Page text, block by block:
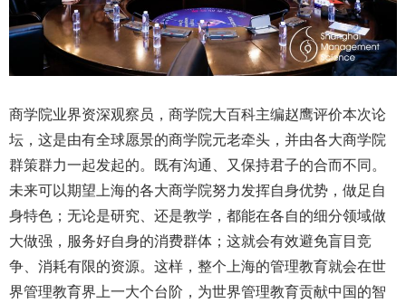
商学院业界资深观察员，商学院大百科主编赵鹰评价本次论
坛，这是由有全球愿景的商学院元老牵头，并由各大商学院
群策群力一起发起的。既有沟通、又保持君子的合而不同。
未来可以期望上海的各大商学院努力发挥自身优势，做足自
身特色；无论是研究、还是教学，都能在各自的细分领域做
大做强，服务好自身的消费群体；这就会有效避免盲目竞
争、消耗有限的资源。这样，整个上海的管理教育就会在世
界管理教育界上一大个台阶，为世界管理教育贡献中国的智